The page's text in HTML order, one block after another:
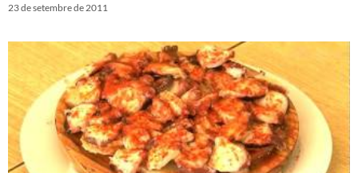
23 de setembre de 2011